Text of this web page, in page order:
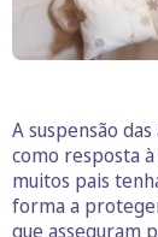
A suspensão
como resposta
muitos pais
forma a
que asseguram